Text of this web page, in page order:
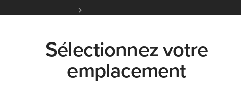
Livraison gratuite à partir de 100 € d'achats
Initiés Ariat.Inscrivez-vous
NOUVEAUTÉS & SÉLECTIONS ARIAT LIFE
Sélectionnez votre
emplacement